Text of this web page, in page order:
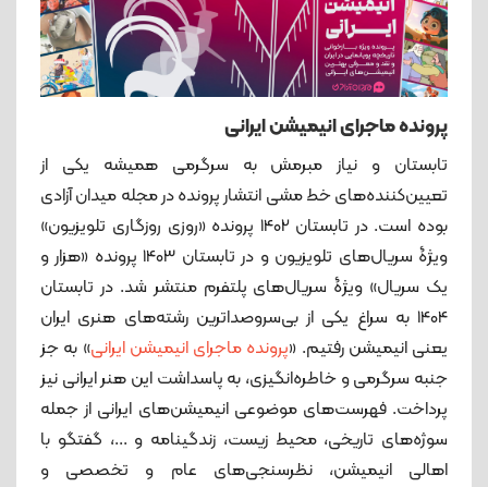
پرونده ماجرای انیمیشن ایرانی
تابستان و نیاز مبرمش به سرگرمی همیشه یکی از
تعیین‌کننده‌های خط مشی انتشار پرونده در مجله میدان آزادی
بوده است. در تابستان 1402 پرونده «روزی روزگاری تلویزیون»
ویژۀ سریال‌های تلویزیون و در تابستان 1403 پرونده «هزار و
یک سریال» ویژۀ سریا‌‌ل‌های پلتفرم منتشر شد. در تابستان
1404 به سراغ یکی از بی‌سروصداترین رشته‌های هنری ایران
یعنی انیمیشن رفتیم. «پرونده ماجرای انیمیشن ایرانی» به جز
جنبه سرگرمی و خاطره‌انگیزی، به پاسداشت این هنر ایرانی نیز
پرداخت. فهرست‌های موضوعی انیمیشن‌های ایرانی از جمله
سوژه‌های تاریخی، محیط زیست، زندگینامه و ...، گفتگو با
اهالی انیمیشن، نظرسنجی‌های عام و تخصصی و